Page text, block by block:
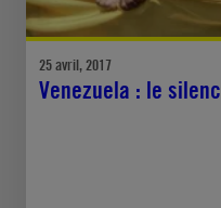
25 avril, 2017
Venezuela : le